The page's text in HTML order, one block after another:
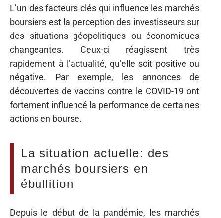
L’un des facteurs clés qui influence les marchés
boursiers est la perception des investisseurs sur
des situations géopolitiques ou économiques
changeantes. Ceux-ci réagissent très
rapidement à l’actualité, qu’elle soit positive ou
négative. Par exemple, les annonces de
découvertes de vaccins contre le COVID-19 ont
fortement influencé la performance de certaines
actions en bourse.
La situation actuelle: des
marchés boursiers en
ébullition
Depuis le début de la pandémie, les marchés